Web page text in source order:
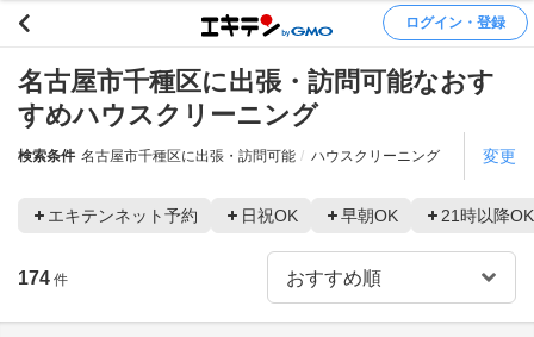
ログイン・登録
名古屋市千種区に出張・訪問可能なおす
すめハウスクリーニング
検索条件 名古屋市千種区に出張・訪問可能 ハウスクリーニング 変更
エキテンネット予約 日祝OK 早朝OK 21時以降OK
174 件